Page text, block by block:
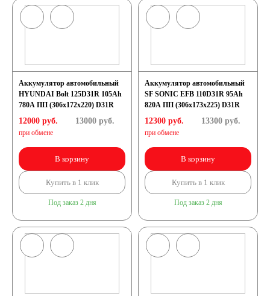
Аккумулятор автомобильный
HYUNDAI Bolt 125D31R 105Ah
780A ПП (306x172x220) D31R
12000 руб.
при обмене
13000руб.
В корзину
Купить в 1 клик
Под заказ 2 дня
Аккумулятор автомобильный
SF SONIC EFB 110D31R 95Ah
820A ПП (306x173x225) D31R
12300 руб.
при обмене
13300руб.
В корзину
Купить в 1 клик
Под заказ 2 дня